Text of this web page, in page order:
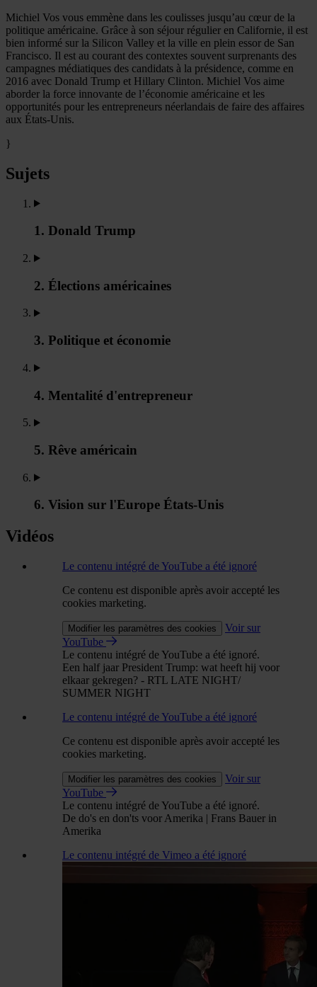
Michiel Vos vous emmène dans les coulisses jusqu’au cœur de la
politique américaine. Grâce à son séjour régulier en Californie, il est
bien informé sur la Silicon Valley et la ville en plein essor de San
Francisco. Il est au courant des contextes souvent surprenants des
campagnes médiatiques des candidats à la présidence, comme en
2016 avec Donald Trump et Hillary Clinton. Michiel Vos aime
aborder la force innovante de l’économie américaine et les
opportunités pour les entrepreneurs néerlandais de faire des affaires
aux États-Unis.
}
Sujets
1. Donald Trump
2. Élections américaines
3. Politique et économie
4. Mentalité d'entrepreneur
5. Rêve américain
6. Vision sur l'Europe États-Unis
Vidéos
Le contenu intégré de YouTube a été ignoré
Ce contenu est disponible après avoir accepté les
cookies marketing.
Modifier les paramètres des cookies
Voir sur
YouTube
Le contenu intégré de YouTube a été ignoré.
Een half jaar President Trump: wat heeft hij voor
elkaar gekregen? - RTL LATE NIGHT/
SUMMER NIGHT
Le contenu intégré de YouTube a été ignoré
Ce contenu est disponible après avoir accepté les
cookies marketing.
Modifier les paramètres des cookies
Voir sur
YouTube
Le contenu intégré de YouTube a été ignoré.
De do's en don'ts voor Amerika | Frans Bauer in
Amerika
Le contenu intégré de Vimeo a été ignoré